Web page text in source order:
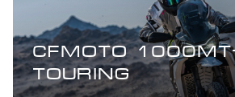
CFMOTO
TOURING